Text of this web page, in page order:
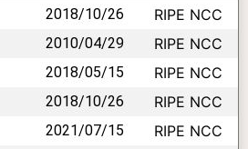
2018/10/26 RIPE NCC
2010/04/29 RIPE NCC
2018/05/15 RIPE NCC
2018/10/26 RIPE NCC
2021/07/15 RIPE NCC